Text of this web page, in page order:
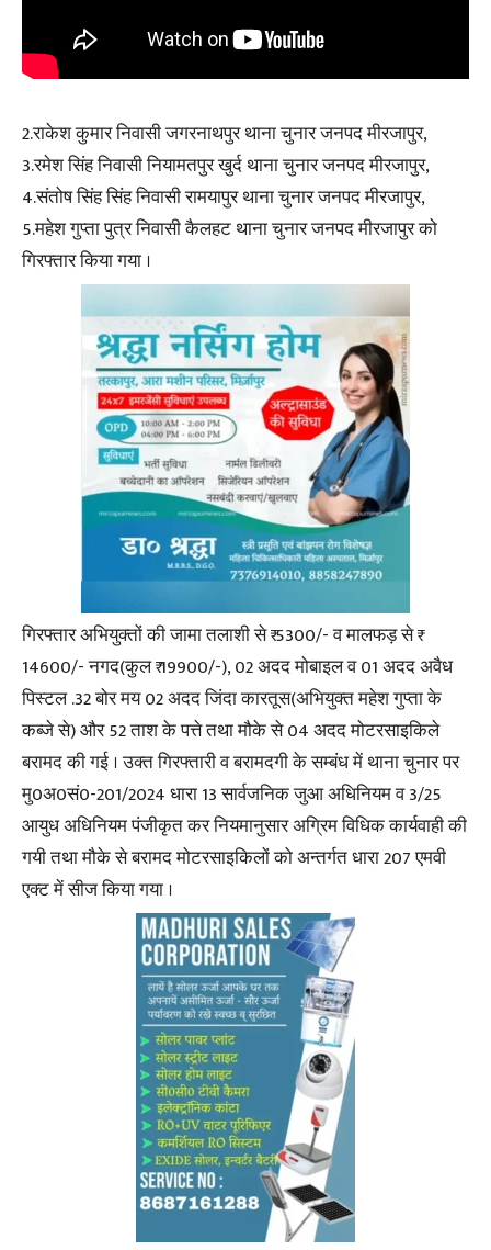
2.राकेश कुमार निवासी जगरनाथपुर थाना चुनार जनपद मीरजापुर,
3.रमेश सिंह निवासी नियामतपुर खुर्द थाना चुनार जनपद मीरजापुर,
4.संतोष सिंह सिंह निवासी रामयापुर थाना चुनार जनपद मीरजापुर,
5.महेश गुप्ता पुत्र निवासी कैलहट थाना चुनार जनपद मीरजापुर को
गिरफ्तार किया गया ।
गिरफ्तार अभियुक्तों की जामा तलाशी से ₹ 5300/- व मालफड़ से ₹
14600/- नगद(कुल ₹ 19900/-), 02 अदद मोबाइल व 01 अदद अवैध
पिस्टल .32 बोर मय 02 अदद जिंदा कारतूस(अभियुक्त महेश गुप्ता के
कब्जे से) और 52 ताश के पत्ते तथा मौके से 04 अदद मोटरसाइकिले
बरामद की गई । उक्त गिरफ्तारी व बरामदगी के सम्बंध में थाना चुनार पर
मु0अ0सं0-201/2024 धारा 13 सार्वजनिक जुआ अधिनियम व 3/25
आयुध अधिनियम पंजीकृत कर नियमानुसार अग्रिम विधिक कार्यवाही की
गयी तथा मौके से बरामद मोटरसाइकिलों को अन्तर्गत धारा 207 एमवी
एक्ट में सीज किया गया ।